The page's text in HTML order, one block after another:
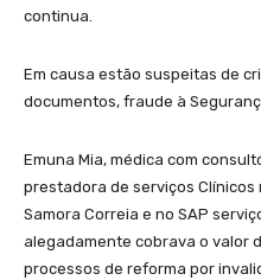
continua.
Em causa estão suspeitas de
documentos, fraude à
Emuna Mia, médica com
prestadora de serviços Clínicos
Samora Correia e no SAP
alegadamente cobrava o valor
processos de reforma por